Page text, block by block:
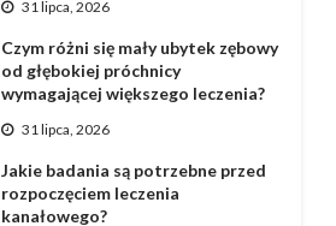
31 lipca, 2026
Czym różni się mały ubytek zębowy
od głębokiej próchnicy
wymagającej większego leczenia?
31 lipca, 2026
Jakie badania są potrzebne przed
rozpoczęciem leczenia
kanałowego?